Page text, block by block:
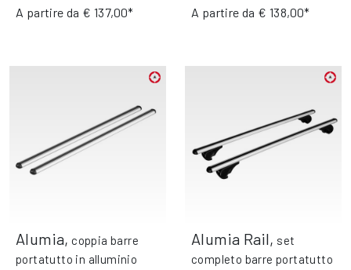
A partire da € 137,00* A partire da € 138,00*
Alumia, coppia barre
portatutto in alluminio
Alumia Rail, set
completo barre portatutto